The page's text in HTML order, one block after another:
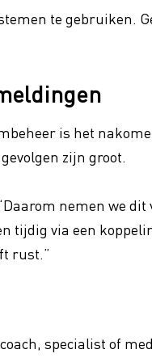
te gebruiken.
is het
zijn groot.
nemen we dit
tijdig via een
rust.”
specialist of